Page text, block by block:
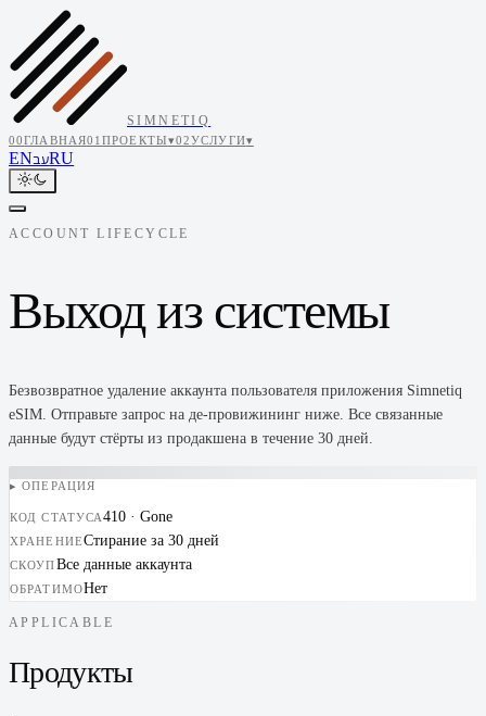
SIMNETIQ
00ГЛАВНАЯ01ПРОЕКТЫ▾02УСЛУГИ▾
ENעבRU
ACCOUNT LIFECYCLE
Выход из системы
Безвозвратное удаление аккаунта пользователя приложения Simnetiq
eSIM. Отправьте запрос на де-провижининг ниже. Все связанные
данные будут стёрты из продакшена в течение 30 дней.
▸ ОПЕРАЦИЯ
КОД СТАТУСА410 · Gone
ХРАНЕНИЕСтирание за 30 дней
СКОУПВсе данные аккаунта
ОБРАТИМОНет
APPLICABLE
Продукты